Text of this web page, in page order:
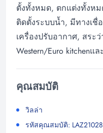
ตั้งทั้งหมด, ตกแต่งทั้งห
ติดตั้งระบบน้ำ, มีทางเ
เครื่องปรับอากาศ, สระ
Western/Euro kitchenแล
คุณสมบัติ
วิลล่า
รหัสคุณสมบัติ: